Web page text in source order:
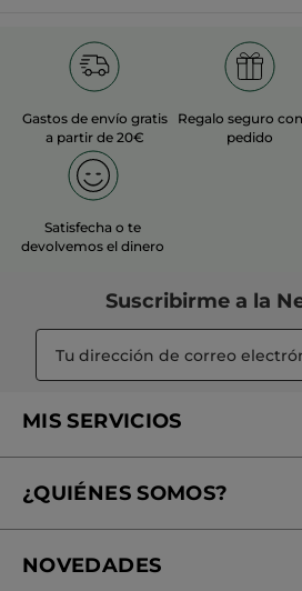
Gastos de envío gratis
a partir de 20€
Regalo seguro
pedido
Satisfecha o te
devolvemos el dinero
Suscribirme a la
MIS SERVICIOS
Tratamientos de Belleza
Mi club Yves Rocher
¿QUIÉNES SOMOS?
¿Quiénes somos?
NOVEDADES